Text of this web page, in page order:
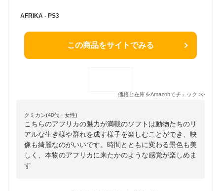
AFRIKA - PS3
この商品をサイトでみる
価格と在庫をAmazonでチェック >>
クミカン(40代・女性)
こちらのアフリカの魅力が満載のソフトは動物たちのリ
アルな生き様や群れを成す様子を楽しむことができ、映
像も綺麗なのがいいです。時間とともに変わる景色も美
しく、本物のアフリカに来たかのような感覚が楽しめま
す